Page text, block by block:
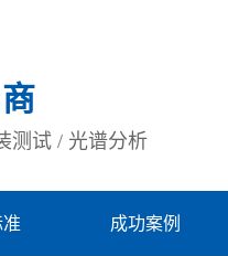
测试 / 光谱分析
成功案例